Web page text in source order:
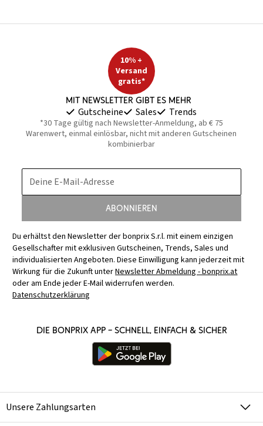
10% +
Versand
gratis*
Mit Newsletter gibt es mehr
Gutscheine Sales Trends
*30 Tage gültig nach Newsletter-Anmeldung, ab € 75
Warenwert, einmal einlösbar, nicht mit anderen Gutscheinen
kombinierbar
Deine E-Mail-Adresse
Abonnieren
Du erhältst den Newsletter der bonprix S.r.l. mit einem einzigen
Gesellschafter mit exklusiven Gutscheinen, Trends, Sales und
individualisierten Angeboten. Diese Einwilligung kann jederzeit mit
Wirkung für die Zukunft unterNewsletter Abmeldung - bonprix.at
oder am Ende jeder E-Mail widerrufen werden.
Datenschutzerklärung
Die bonprix App – schnell, einfach & sicher
Unsere Zahlungsarten